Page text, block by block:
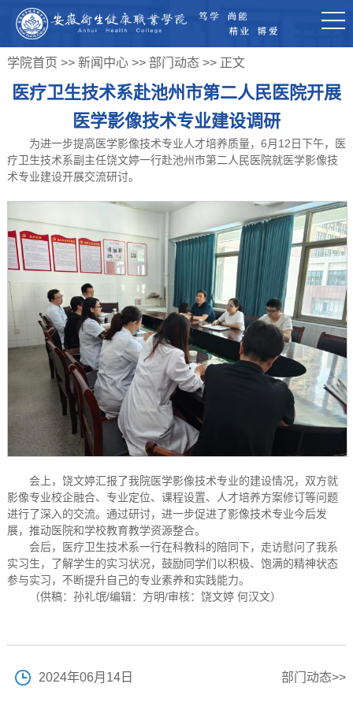
学院首页 >> 新闻中心>> 部门动态>> 正文
​医疗卫生技术系赴池州市第二人民医院开展
医学影像技术专业建设调研
为进一步提高医学影像技术专业人才培养质量，6月12日下午，医
疗卫生技术系副主任饶文婷一行赴池州市第二人民医院就医学影像技
术专业建设开展交流研讨。
会上，饶文婷汇报了我院医学影像技术专业的建设情况，双方就
影像专业校企融合、专业定位、课程设置、人才培养方案修订等问题
进行了深入的交流。通过研讨，进一步促进了影像技术专业今后发
展，推动医院和学校教育教学资源整合。
会后，医疗卫生技术系一行在科教科的陪同下，走访慰问了我系
实习生，了解学生的实习状况，鼓励同学们以积极、饱满的精神状态
参与实习，不断提升自己的专业素养和实践能力。
（供稿：孙礼氓/编辑：方明/审核：饶文婷 何汉文）
2024年06月14日 部门动态>>